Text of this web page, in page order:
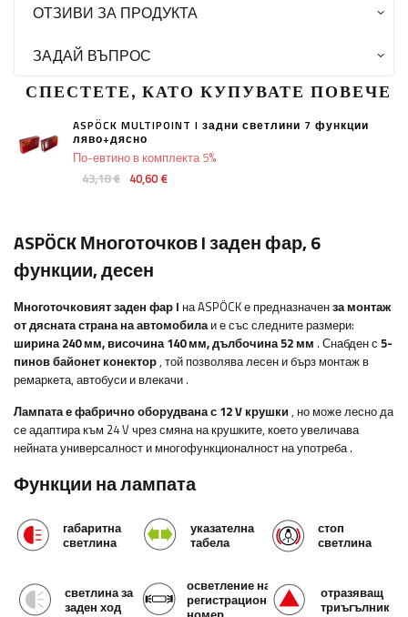
ОТЗИВИ ЗА ПРОДУКТА
ЗАДАЙ ВЪПРОС
СПЕСТЕТЕ, КАТО КУПУВАТЕ ПОВЕЧЕ
ASPÖCK MULTIPOINT I задни светлини 7 функции
ляво+дясно
43,18 € 40,60 €
По-евтино в комплекта 5%
ASPÖCK Многоточков I заден фар, 6
функции, десен
Многоточковият заден фар I на ASPÖCK е предназначенза монтаж
от дясната страна на автомобилаи е със следните размери:
ширина 240 мм, височина 140 мм, дълбочина 52 мм . Снабден с 5-
пинов байонет конектор, той позволява лесен и бърз монтаж в
ремаркета, автобуси и влекачи .
Лампата е фабрично оборудвана с 12 V крушки , но може лесно да
се адаптира към 24 V чрез смяна на крушките, което увеличава
нейната универсалност и многофункционалност на употреба.
Функции на лампата
габаритна
светлина
указателна
табела
стоп
светлина
светлина за
заден ход
осветление на
регистрационния
отразяващ
триъгълник